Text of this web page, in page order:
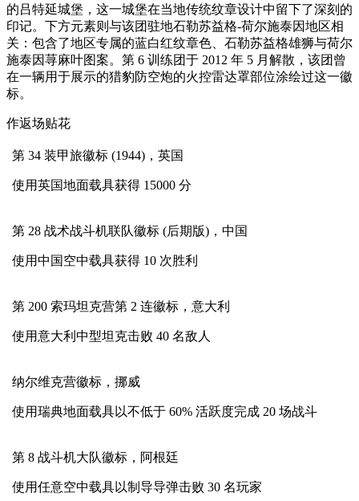
的吕特延城堡，这一城堡在当地传统纹章设计中留下了深刻的
印记。下方元素则与该团驻地石勒苏益格-荷尔施泰因地区相
关：包含了地区专属的蓝白红纹章色、石勒苏益格雄狮与荷尔
施泰因荨麻叶图案。第 6 训练团于 2012 年 5 月解散，该团曾
在一辆用于展示的猎豹防空炮的火控雷达罩部位涂绘过这一徽
标。
作返场贴花
第 34 装甲旅徽标 (1944)，英国
使用英国地面载具获得 15000 分
第 28 战术战斗机联队徽标 (后期版)，中国
使用中国空中载具获得 10 次胜利
第 200 索玛坦克营第 2 连徽标，意大利
使用意大利中型坦克击败 40 名敌人
纳尔维克营徽标，挪威
使用瑞典地面载具以不低于 60% 活跃度完成 20 场战斗
第 8 战斗机大队徽标，阿根廷
使用任意空中载具以制导导弹击败 30 名玩家